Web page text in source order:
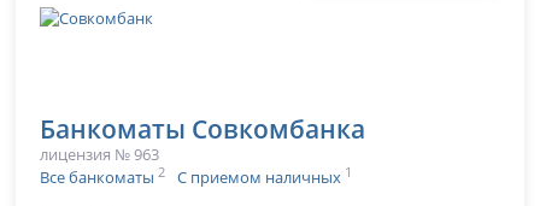
Банкоматы Совкомбанка
лицензия № 963
Все банкоматы 2 С приемом наличных 1